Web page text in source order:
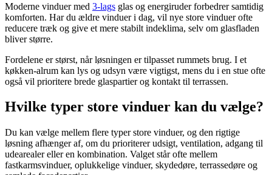
Moderne vinduer med 3-lags glas og energiruder forbedrer samtidig
komforten. Har du ældre vinduer i dag, vil nye store vinduer ofte
reducere træk og give et mere stabilt indeklima, selv om glasfladen
bliver større.
Fordelene er størst, når løsningen er tilpasset rummets brug. I et
køkken-alrum kan lys og udsyn være vigtigst, mens du i en stue ofte
også vil prioritere brede glaspartier og kontakt til terrassen.
Hvilke typer store vinduer kan du vælge?
Du kan vælge mellem flere typer store vinduer, og den rigtige
løsning afhænger af, om du prioriterer udsigt, ventilation, adgang til
udearealer eller en kombination. Valget står ofte mellem
fastkarmsvinduer, oplukkelige vinduer, skydedøre, terrassedøre og